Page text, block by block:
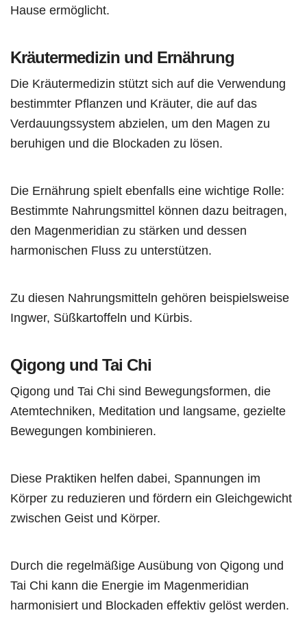
Hause ermöglicht.
Kräutermedizin und Ernährung
Die Kräutermedizin stützt sich auf die Verwendung
bestimmter Pflanzen und Kräuter, die auf das
Verdauungssystem abzielen, um den Magen zu
beruhigen und die Blockaden zu lösen.
Die Ernährung spielt ebenfalls eine wichtige Rolle:
Bestimmte Nahrungsmittel können dazu beitragen,
den Magenmeridian zu stärken und dessen
harmonischen Fluss zu unterstützen.
Zu diesen Nahrungsmitteln gehören beispielsweise
Ingwer, Süßkartoffeln und Kürbis.
Qigong und Tai Chi
Qigong und Tai Chi sind Bewegungsformen, die
Atemtechniken, Meditation und langsame, gezielte
Bewegungen kombinieren.
Diese Praktiken helfen dabei, Spannungen im
Körper zu reduzieren und fördern ein Gleichgewicht
zwischen Geist und Körper.
Durch die regelmäßige Ausübung von Qigong und
Tai Chi kann die Energie im Magenmeridian
harmonisiert und Blockaden effektiv gelöst werden.